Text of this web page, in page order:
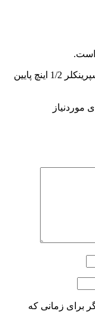
است.
اولین کسی باشید که دیدگاهی می نویسد “اسپرینکلر 1/2 اینچ پایین
موردنیاز
برای زمانی که